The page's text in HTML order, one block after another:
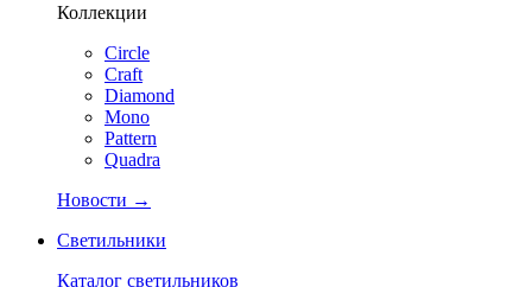
Коллекции
Circle
Craft
Diamond
Mono
Pattern
Quadra
Новости →
Светильники
Каталог светильников